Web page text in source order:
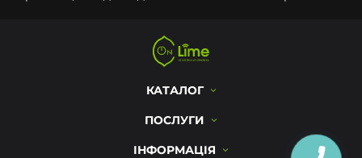
КАТАЛОГ
ПОСЛУГИ
ІНФОРМАЦІЯ